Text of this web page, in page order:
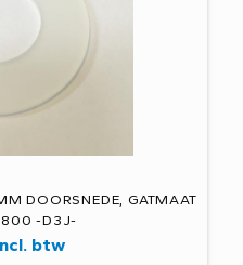
DOORSNEDE, GATMAAT
-D3J-
btw